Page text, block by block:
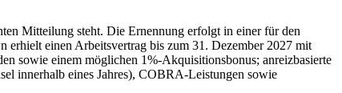
Mitteilung steht. Die Ernennung erfolgt in einer für den
einen Arbeitsvertrag bis zum 31. Dezember 2027 mit
sowie einem möglichen 1%-Akquisitionsbonus; anreizbasierte
innerhalb eines Jahres), COBRA-Leistungen sowie